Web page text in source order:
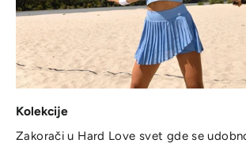
Kolekcije
Zakorači u Hard Love svet gde se